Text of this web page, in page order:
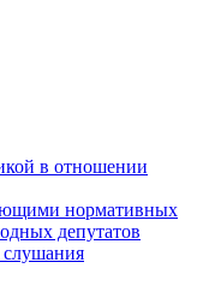
в отношении
нормативных
депутатов